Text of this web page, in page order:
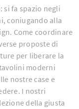
si fa spazio negli
coniugando alla
Come coordinare
proposte di
per liberare la
moderni
nostre case e
I nostri
della giusta